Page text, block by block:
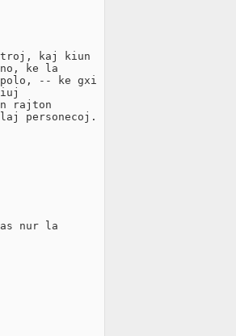
kaj kiun
ke la
-- ke gxi
rajton
personecoj.
nur la